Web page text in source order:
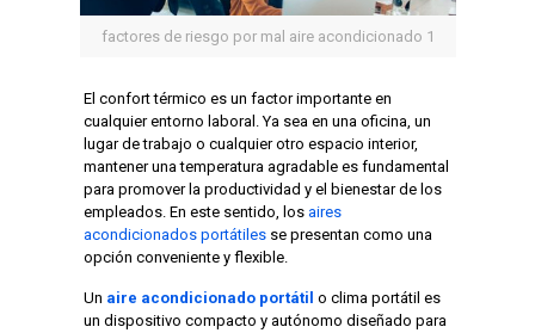
factores de riesgo por mal aire acondicionado 1
El confort térmico es un factor importante en
cualquier entorno laboral. Ya sea en una oficina, un
lugar de trabajo o cualquier otro espacio interior,
mantener una temperatura agradable es fundamental
para promover la productividad y el bienestar de los
empleados. En este sentido, los aires
acondicionados portátilesse presentan como una
opción conveniente y flexible.
Un aire acondicionado portátil o clima portátil es
un dispositivo compacto y autónomo diseñado para